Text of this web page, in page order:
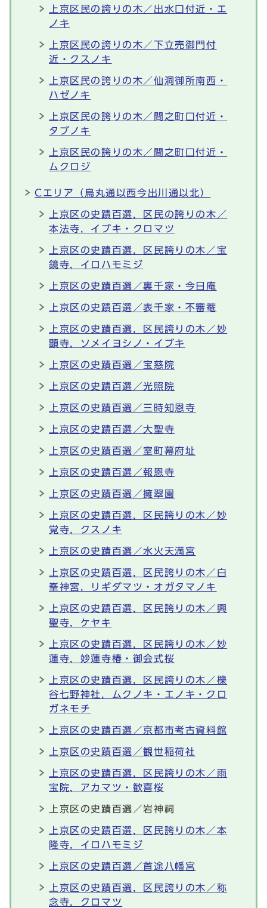
上京区民の誇りの木／出水口付近・エ
ノキ
上京区民の誇りの木／下立売御門付
近・クスノキ
上京区民の誇りの木／仙洞御所南西・
ハゼノキ
上京区民の誇りの木／間之町口付近・
タブノキ
上京区民の誇りの木／間之町口付近・
ムクロジ
Cエリア（烏丸通以西今出川通以北）
上京区の史蹟百選，区民の誇りの木／
本法寺，イブキ・クロマツ
上京区の史蹟百選，区民誇りの木／宝
鏡寺，イロハモミジ
上京区の史蹟百選／裏千家・今日庵
上京区の史蹟百選／表千家・不審菴
上京区の史蹟百選，区民誇りの木／妙
顕寺，ソメイヨシノ・イブキ
上京区の史蹟百選／宝慈院
上京区の史蹟百選／光照院
上京区の史蹟百選／三時知恩寺
上京区の史蹟百選／大聖寺
上京区の史蹟百選／室町幕府址
上京区の史蹟百選／報恩寺
上京区の史蹟百選／擁翠園
上京区の史蹟百選，区民誇りの木／妙
覚寺，クスノキ
上京区の史蹟百選／水火天満宮
上京区の史蹟百選，区民誇りの木／白
峯神宮，リギダマツ・オガタマノキ
上京区の史蹟百選，区民誇りの木／興
聖寺，ケヤキ
上京区の史蹟百選，区民誇りの木／妙
蓮寺，妙蓮寺椿・御会式桜
上京区の史蹟百選，区民誇りの木／櫟
谷七野神社，ムクノキ・エノキ・クロ
ガネモチ
上京区の史蹟百選／京都市考古資料館
上京区の史蹟百選／観世稲荷社
上京区の史蹟百選，区民誇りの木／雨
宝院，アカマツ・歓喜桜
上京区の史蹟百選／岩神祠
上京区の史蹟百選，区民誇りの木／本
隆寺，イロハモミジ
上京区の史蹟百選／首途八幡宮
上京区の史蹟百選，区民誇りの木／称
念寺，クロマツ